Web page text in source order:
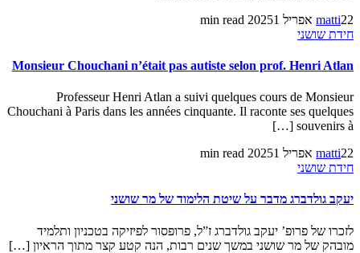
matti22 אפריל 2025
1 min read
חידת שושני
Monsieur Chouchani n’était pas autiste selon prof. Henri Atlan
Professeur Henri Atlan a suivi quelques cours de Monsieur
Chouchani à Paris dans les années cinquante. Il raconte ses quelques
souvenirs à […]
matti22 אפריל 2025
1 min read
חידת שושני
יעקב גולדברג מדבר על שיטת הלימוד של מר שושני
לזכרו של פרופ’ יעקב גולדברג ז”ל, פרופסור לפיזיקה בטכניון ותלמיד
מובהק של מר שושני במשך שנים רבות, הנה קטע קצר מתוך הראיון […]